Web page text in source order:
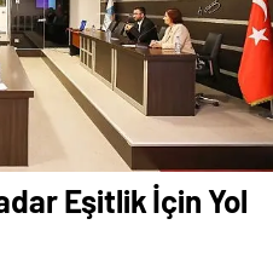
Eşitlik İçin Yol